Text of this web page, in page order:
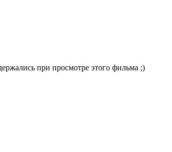
при просмотре этого фильма ;)